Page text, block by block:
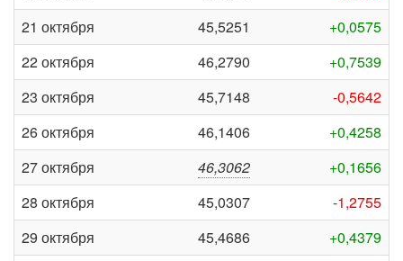
21 октября
45,5251
+0,0575
22 октября
46,2790
+0,7539
23 октября
45,7148
-0,5642
26 октября
46,1406
+0,4258
27 октября
46,3062
+0,1656
28 октября
45,0307
-1,2755
29 октября
45,4686
+0,4379